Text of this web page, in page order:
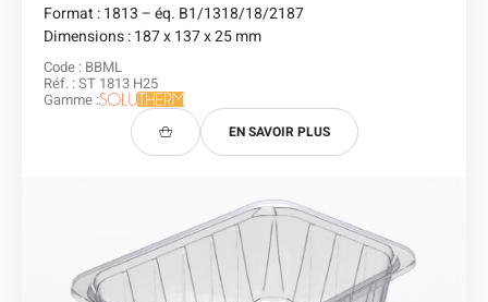
Format : 1813 – éq. B1/1318/18/2187
Dimensions : 187 x 137 x 25 mm
Code : BBML
Réf. : ST 1813 H25
Gamme :
EN SAVOIR PLUS